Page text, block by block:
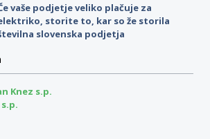
vaše podjetje veliko plačuje za
storite to, kar so že storila
slovenska podjetja
Knez s.p.